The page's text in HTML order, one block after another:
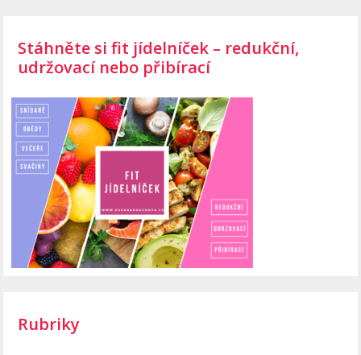
Stáhněte si fit jídelníček – redukční,
udržovací nebo přibírací
Rubriky